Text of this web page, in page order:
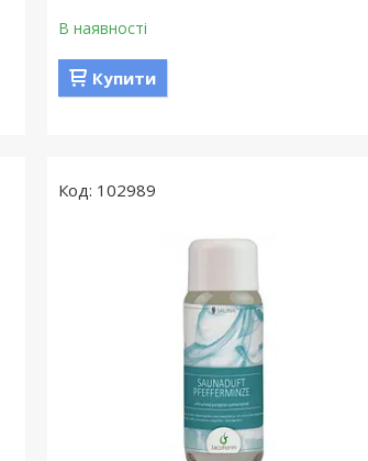
В наявності
Купити
102989